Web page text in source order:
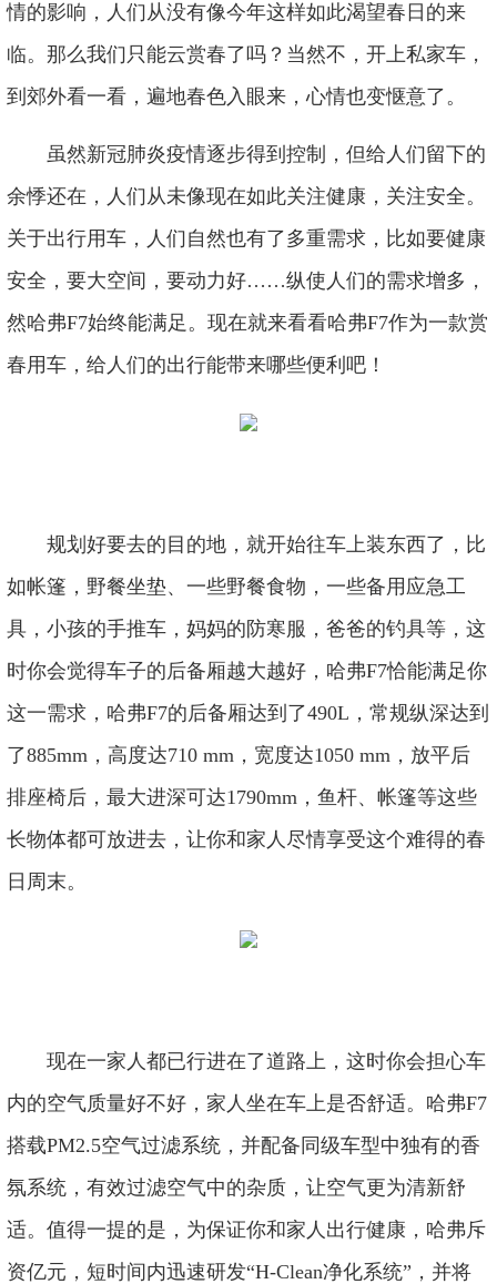
情的影响，人们从没有像今年这样如此渴望春日的来
临。那么我们只能云赏春了吗？当然不，开上私家车，
到郊外看一看，遍地春色入眼来，心情也变惬意了。
虽然新冠肺炎疫情逐步得到控制，但给人们留下的
余悸还在，人们从未像现在如此关注健康，关注安全。
关于出行用车，人们自然也有了多重需求，比如要健康
安全，要大空间，要动力好……纵使人们的需求增多，
然哈弗F7始终能满足。现在就来看看哈弗F7作为一款赏
春用车，给人们的出行能带来哪些便利吧！
规划好要去的目的地，就开始往车上装东西了，比
如帐篷，野餐坐垫、一些野餐食物，一些备用应急工
具，小孩的手推车，妈妈的防寒服，爸爸的钓具等，这
时你会觉得车子的后备厢越大越好，哈弗F7恰能满足你
这一需求，哈弗F7的后备厢达到了490L，常规纵深达到
了885mm，高度达710 mm，宽度达1050 mm，放平后
排座椅后，最大进深可达1790mm，鱼杆、帐篷等这些
长物体都可放进去，让你和家人尽情享受这个难得的春
日周末。
现在一家人都已行进在了道路上，这时你会担心车
内的空气质量好不好，家人坐在车上是否舒适。哈弗F7
搭载PM2.5空气过滤系统，并配备同级车型中独有的香
氛系统，有效过滤空气中的杂质，让空气更为清新舒
适。值得一提的是，为保证你和家人出行健康，哈弗斥
资亿元，短时间内迅速研发“H-Clean净化系统”，并将